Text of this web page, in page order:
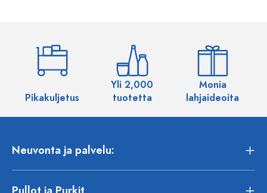
Pikakuljetus
Yli 2,000
tuotetta
Monia
lahjaideoita
Neuvonta ja palvelu:
Pullot ja Purkit